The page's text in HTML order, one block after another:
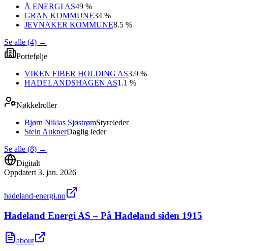
Å ENERGI AS49 %
GRAN KOMMUNE34 %
JEVNAKER KOMMUNE8.5 %
Se alle (4) →
Portefølje
VIKEN FIBER HOLDING AS3.9 %
HADELANDSHAGEN AS1.1 %
Nøkkelroller
Bjørn Niklas SjøstrømStyreleder
Stein AuknerDaglig leder
Se alle (8) →
Digitalt
Oppdatert 3. jan. 2026
hadeland-energi.no
Hadeland Energi AS – På Hadeland siden 1915
about